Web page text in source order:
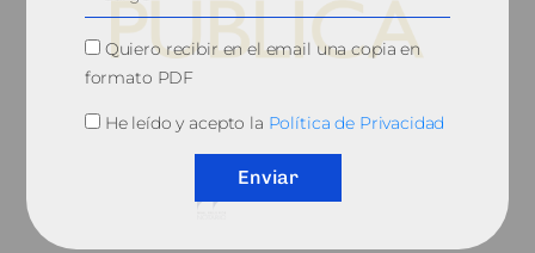
Quiero recibir en el email una copia en
formato PDF
He leído y acepto la Política de Privacidad
Enviar